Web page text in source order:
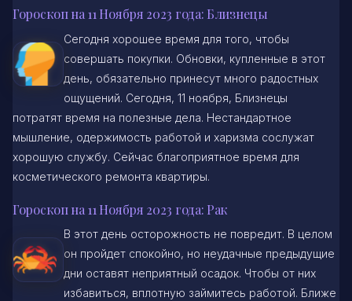
Гороскоп на 11 Ноября 2023 года: Близнецы
Сегодня хорошее время для того, чтобы
совершать покупки. Обновки, купленные в этот
день, обязательно принесут много радостных
ощущений. Сегодня, 11 ноября, Близнецы
потратят время на полезные дела. Нестандартное
мышление, одержимость работой и харизма сослужат
хорошую службу. Сейчас благоприятное время для
косметического ремонта квартиры.
Гороскоп на 11 Ноября 2023 года: Рак
В этот день осторожность не повредит. В целом
он пройдет спокойно, но неудачные предыдущие
дни оставят неприятный осадок. Чтобы от них
избавиться, вплотную займитесь работой. Ближе